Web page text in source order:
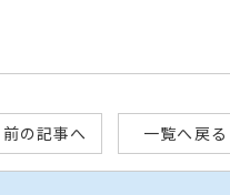
前の記事へ 一覧へ戻る